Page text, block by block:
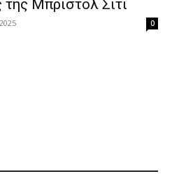
της Μπρίστολ Σίτι
0